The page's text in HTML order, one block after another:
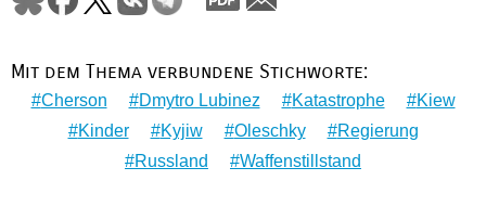
Mit dem Thema verbundene Stichworte:
Cherson Dmytro Lubinez Katastrophe
Kiew
Kinder
Kyjiw Oleschky
Regierung
Russland
Waffenstillstand